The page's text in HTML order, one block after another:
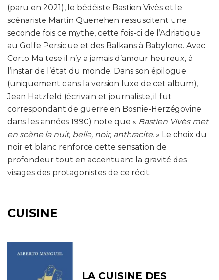
(paru en 2021), le bédéiste Bastien Vivès et le
scénariste Martin Quenehen ressuscitent une
seconde fois ce mythe, cette fois-ci de l’Adriatique
au Golfe Persique et des Balkans à Babylone. Avec
Corto Maltese il n’y a jamais d’amour heureux, à
l’instar de l’état du monde. Dans son épilogue
(uniquement dans la version luxe de cet album),
Jean Hatzfeld (écrivain et journaliste, il fut
correspondant de guerre en Bosnie-Herzégovine
dans les années 1990) note que « Bastien Vivès met
en scène la nuit, belle, noir, anthracite. » Le choix du
noir et blanc renforce cette sensation de
profondeur tout en accentuant la gravité des
visages des protagonistes de ce récit.
CUISINE
LA CUISINE DES